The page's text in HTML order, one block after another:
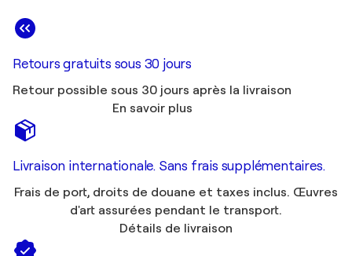
Retours gratuits sous 30 jours
Retour possible sous 30 jours après la livraison
En savoir plus
Livraison internationale. Sans frais supplémentaires.
Frais de port, droits de douane et taxes inclus. Œuvres
d'art assurées pendant le transport.
Détails de livraison